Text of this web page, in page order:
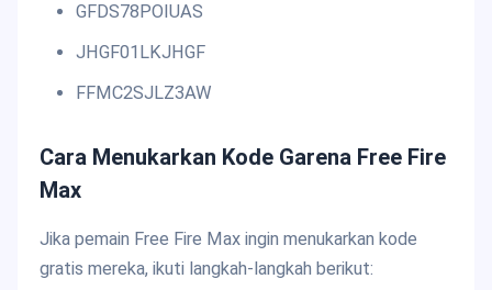
GFDS78POIUAS
JHGF01LKJHGF
FFMC2SJLZ3AW
Cara Menukarkan Kode Garena Free Fire
Max
Jika pemain Free Fire Max ingin menukarkan kode
gratis mereka, ikuti langkah-langkah berikut: